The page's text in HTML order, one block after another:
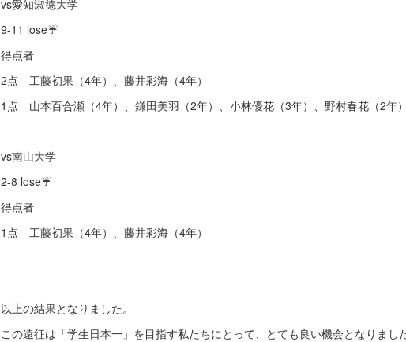
vs愛知淑徳大学
9-11 lose☔
得点者
2点 工藤初果（4年）、藤井彩海（4年）
1点 山本百合瀬（4年）、鎌田美羽（2年）、小林優花（3年）、野村春花（2年）
vs南山大学
2-8 lose☔
得点者
1点 工藤初果（4年）、藤井彩海（4年）
以上の結果となりました。
この遠征は「学生日本一」を目指す私たちにとって、とても良い機会となりました